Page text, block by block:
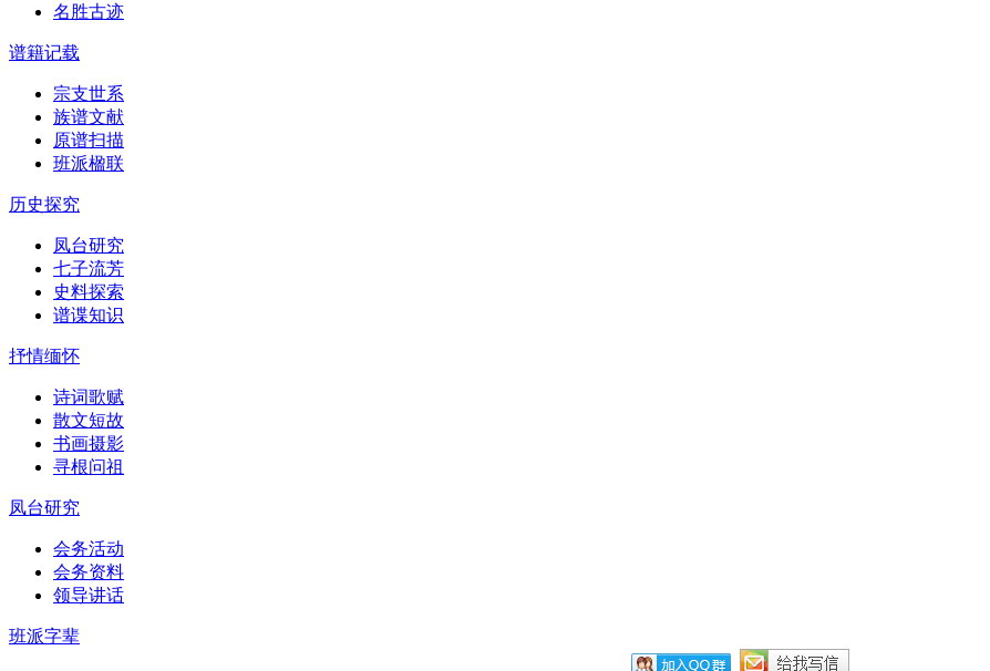
名胜古迹
谱籍记载
宗支世系
族谱文献
原谱扫描
班派楹联
历史探究
凤台研究
七子流芳
史料探索
谱谍知识
抒情缅怀
诗词歌赋
散文短故
书画摄影
寻根问祖
凤台研究
会务活动
会务资料
领导讲话
班派字辈